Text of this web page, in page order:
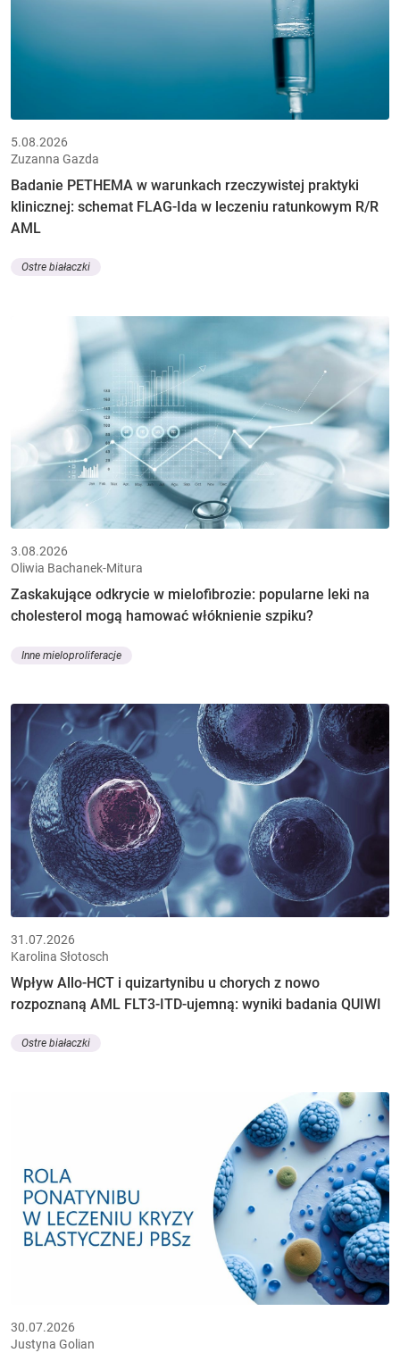
5.08.2026
Zuzanna Gazda
Badanie PETHEMA w warunkach rzeczywistej praktyki
klinicznej: schemat FLAG-Ida w leczeniu ratunkowym R/R
AML
Ostre białaczki
3.08.2026
Oliwia Bachanek-Mitura
Zaskakujące odkrycie w mielofibrozie: popularne leki na
cholesterol mogą hamować włóknienie szpiku?
Inne mieloproliferacje
31.07.2026
Karolina Słotosch
Wpływ Allo-HCT i quizartynibu u chorych z nowo
rozpoznaną AML FLT3-ITD-ujemną: wyniki badania QUIWI
Ostre białaczki
30.07.2026
Justyna Golian